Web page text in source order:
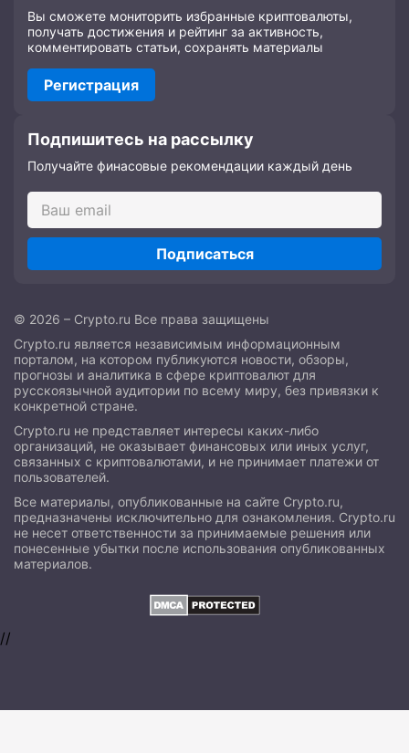
Вы сможете мониторить избранные криптовалюты,
получать достижения и рейтинг за активность,
комментировать статьи, сохранять материалы
Регистрация
Подпишитесь на рассылку
Получайте финасовые рекомендации каждый день
Подписаться
© 2026 – Crypto.ru Все права защищены
Crypto.ru является независимым информационным
порталом, на котором публикуются новости, обзоры,
прогнозы и аналитика в сфере криптовалют для
русскоязычной аудитории по всему миру, без привязки к
конкретной стране.
Crypto.ru не представляет интересы каких-либо
организаций, не оказывает финансовых или иных услуг,
связанных с криптовалютами, и не принимает платежи от
пользователей.
Все материалы, опубликованные на сайте Crypto.ru,
предназначены исключительно для ознакомления. Crypto.ru
не несет ответственности за принимаемые решения или
понесенные убытки после использования опубликованных
материалов.
//